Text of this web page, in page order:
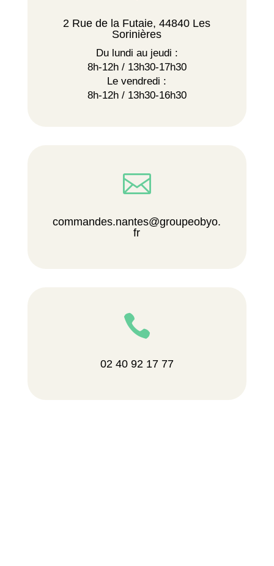
2 Rue de la Futaie, 44840 Les
Sorinières
Du lundi au jeudi :
8h-12h / 13h30-17h30
Le vendredi :
8h-12h / 13h30-16h30

commandes.nantes@groupeobyo.
fr

02 40 92 17 77